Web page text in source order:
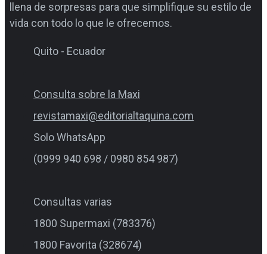
llena de sorpresas para que simplifique su estilo de
vida con todo lo que le ofrecemos.
Quito - Ecuador
Consulta sobre la Maxi
revistamaxi@editorialtaquina.com
Solo WhatsApp
(0999 940 698 / 0980 854 987)
Consultas varias
1800 Supermaxi (783376)
1800 Favorita (328674)